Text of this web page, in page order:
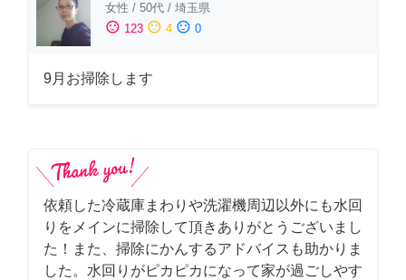
女性 / 50代 / 埼玉県
sentiment_satisfied 123 sentiment_neutral 4 sentiment_dissatisfied 0
9月お掃除します
依頼した冷蔵庫まわりや洗濯機周辺以外にも水回
りをメインに掃除して頂きありがとうございまし
た！また、掃除にかんするアドバイスも助かりま
した。水回りがピカピカになって家が過ごしやす